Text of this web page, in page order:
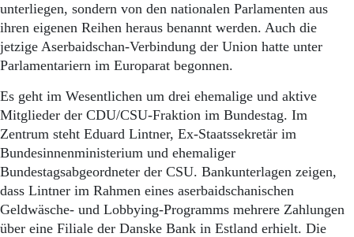
unterliegen, sondern von den nationalen Parlamenten aus
ihren eigenen Reihen heraus benannt werden. Auch die
jetzige Aserbaidschan-Verbindung der Union hatte unter
Parlamentariern im Europarat begonnen.
Es geht im Wesentlichen um drei ehemalige und aktive
Mitglieder der CDU/CSU-Fraktion im Bundestag. Im
Zentrum steht Eduard Lintner, Ex-Staatssekretär im
Bundesinnenministerium und ehemaliger
Bundestagsabgeordneter der CSU. Bankunterlagen zeigen,
dass Lintner im Rahmen eines aserbaidschanischen
Geldwäsche- und Lobbying-Programms mehrere Zahlungen
über eine Filiale der Danske Bank in Estland erhielt. Die